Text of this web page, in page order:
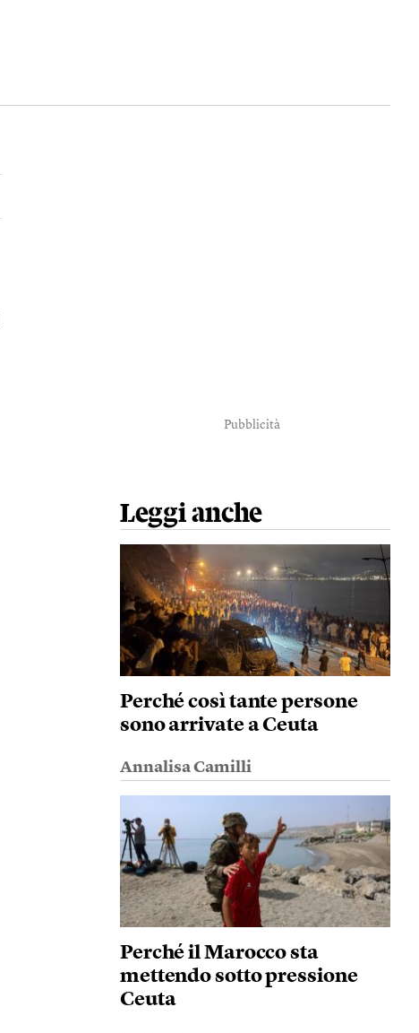
Pubblicità
Leggi anche
Perché così tante persone
sono arrivate a Ceuta
Annalisa Camilli
Perché il Marocco sta
mettendo sotto pressione
Ceuta